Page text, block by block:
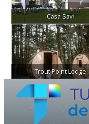
Casa Savi
Trout Point Lodge